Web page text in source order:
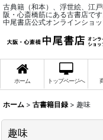
古典籍（和本）、浮世絵、江
阪・心斎橋筋にある古書店です
中尾書店公式オンラインショ
ホーム トップページへ
ホーム > 古書籍目録 > 趣味
趣味